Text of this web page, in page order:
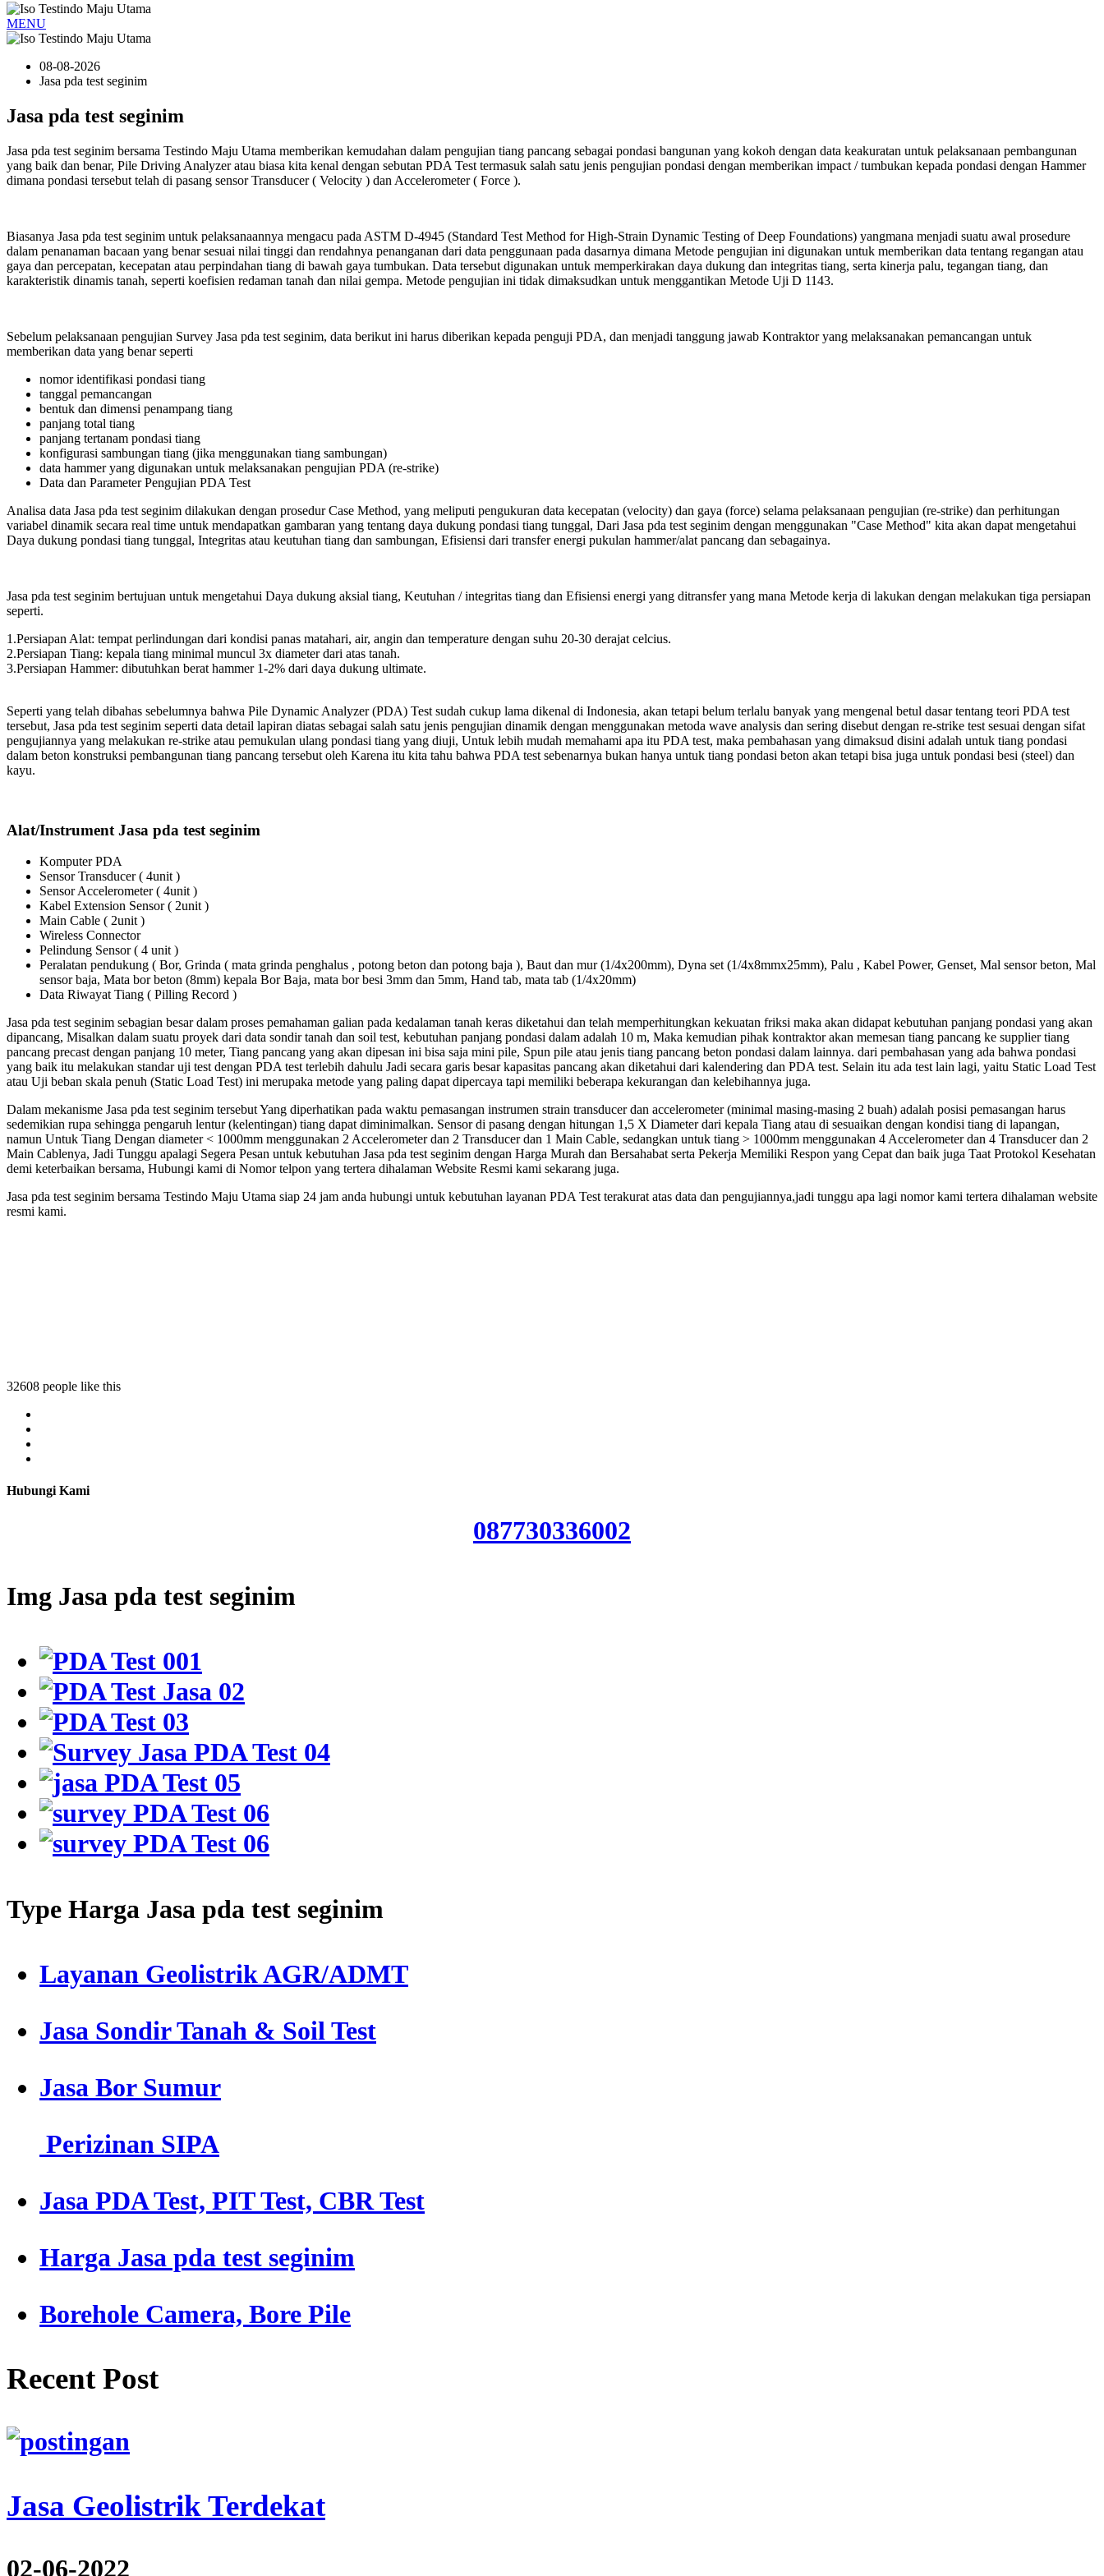
MENU
08-08-2026
Jasa pda test seginim
Jasa pda test seginim
Jasa pda test seginim bersama Testindo Maju Utama memberikan kemudahan dalam pengujian tiang pancang sebagai pondasi bangunan yang kokoh dengan data keakuratan untuk pelaksanaan pembangunan
yang baik dan benar, Pile Driving Analyzer atau biasa kita kenal dengan sebutan PDA Test termasuk salah satu jenis pengujian pondasi dengan memberikan impact / tumbukan kepada pondasi dengan Hammer
dimana pondasi tersebut telah di pasang sensor Transducer ( Velocity ) dan Accelerometer ( Force ).
Biasanya Jasa pda test seginim untuk pelaksanaannya mengacu pada ASTM D-4945 (Standard Test Method for High-Strain Dynamic Testing of Deep Foundations) yangmana menjadi suatu awal prosedure
dalam penanaman bacaan yang benar sesuai nilai tinggi dan rendahnya penanganan dari data penggunaan pada dasarnya dimana Metode pengujian ini digunakan untuk memberikan data tentang regangan atau
gaya dan percepatan, kecepatan atau perpindahan tiang di bawah gaya tumbukan. Data tersebut digunakan untuk memperkirakan daya dukung dan integritas tiang, serta kinerja palu, tegangan tiang, dan
karakteristik dinamis tanah, seperti koefisien redaman tanah dan nilai gempa. Metode pengujian ini tidak dimaksudkan untuk menggantikan Metode Uji D 1143.
Sebelum pelaksanaan pengujian Survey Jasa pda test seginim, data berikut ini harus diberikan kepada penguji PDA, dan menjadi tanggung jawab Kontraktor yang melaksanakan pemancangan untuk
memberikan data yang benar seperti
nomor identifikasi pondasi tiang
tanggal pemancangan
bentuk dan dimensi penampang tiang
panjang total tiang
panjang tertanam pondasi tiang
konfigurasi sambungan tiang (jika menggunakan tiang sambungan)
data hammer yang digunakan untuk melaksanakan pengujian PDA (re-strike)
Data dan Parameter Pengujian PDA Test
Analisa data Jasa pda test seginim dilakukan dengan prosedur Case Method, yang meliputi pengukuran data kecepatan (velocity) dan gaya (force) selama pelaksanaan pengujian (re-strike) dan perhitungan
variabel dinamik secara real time untuk mendapatkan gambaran yang tentang daya dukung pondasi tiang tunggal, Dari Jasa pda test seginim dengan menggunakan "Case Method" kita akan dapat mengetahui
Daya dukung pondasi tiang tunggal, Integritas atau keutuhan tiang dan sambungan, Efisiensi dari transfer energi pukulan hammer/alat pancang dan sebagainya.
Jasa pda test seginim bertujuan untuk mengetahui Daya dukung aksial tiang, Keutuhan / integritas tiang dan Efisiensi energi yang ditransfer yang mana Metode kerja di lakukan dengan melakukan tiga persiapan
seperti.
1.Persiapan Alat: tempat perlindungan dari kondisi panas matahari, air, angin dan temperature dengan suhu 20-30 derajat celcius.
2.Persiapan Tiang: kepala tiang minimal muncul 3x diameter dari atas tanah.
3.Persiapan Hammer: dibutuhkan berat hammer 1-2% dari daya dukung ultimate.
Seperti yang telah dibahas sebelumnya bahwa Pile Dynamic Analyzer (PDA) Test sudah cukup lama dikenal di Indonesia, akan tetapi belum terlalu banyak yang mengenal betul dasar tentang teori PDA test
tersebut, Jasa pda test seginim seperti data detail lapiran diatas sebagai salah satu jenis pengujian dinamik dengan menggunakan metoda wave analysis dan sering disebut dengan re-strike test sesuai dengan sifat
pengujiannya yang melakukan re-strike atau pemukulan ulang pondasi tiang yang diuji, Untuk lebih mudah memahami apa itu PDA test, maka pembahasan yang dimaksud disini adalah untuk tiang pondasi
dalam beton konstruksi pembangunan tiang pancang tersebut oleh Karena itu kita tahu bahwa PDA test sebenarnya bukan hanya untuk tiang pondasi beton akan tetapi bisa juga untuk pondasi besi (steel) dan
kayu.
Alat/Instrument Jasa pda test seginim
Komputer PDA
Sensor Transducer ( 4unit )
Sensor Accelerometer ( 4unit )
Kabel Extension Sensor ( 2unit )
Main Cable ( 2unit )
Wireless Connector
Pelindung Sensor ( 4 unit )
Peralatan pendukung ( Bor, Grinda ( mata grinda penghalus , potong beton dan potong baja ), Baut dan mur (1/4x200mm), Dyna set (1/4x8mmx25mm), Palu , Kabel Power, Genset, Mal sensor beton, Mal
sensor baja, Mata bor beton (8mm) kepala Bor Baja, mata bor besi 3mm dan 5mm, Hand tab, mata tab (1/4x20mm)
Data Riwayat Tiang ( Pilling Record )
Jasa pda test seginim sebagian besar dalam proses pemahaman galian pada kedalaman tanah keras diketahui dan telah memperhitungkan kekuatan friksi maka akan didapat kebutuhan panjang pondasi yang akan
dipancang, Misalkan dalam suatu proyek dari data sondir tanah dan soil test, kebutuhan panjang pondasi dalam adalah 10 m, Maka kemudian pihak kontraktor akan memesan tiang pancang ke supplier tiang
pancang precast dengan panjang 10 meter, Tiang pancang yang akan dipesan ini bisa saja mini pile, Spun pile atau jenis tiang pancang beton pondasi dalam lainnya. dari pembahasan yang ada bahwa pondasi
yang baik itu melakukan standar uji test dengan PDA test terlebih dahulu Jadi secara garis besar kapasitas pancang akan diketahui dari kalendering dan PDA test. Selain itu ada test lain lagi, yaitu Static Load Test
atau Uji beban skala penuh (Static Load Test) ini merupaka metode yang paling dapat dipercaya tapi memiliki beberapa kekurangan dan kelebihannya juga.
Dalam mekanisme Jasa pda test seginim tersebut Yang diperhatikan pada waktu pemasangan instrumen strain transducer dan accelerometer (minimal masing-masing 2 buah) adalah posisi pemasangan harus
sedemikian rupa sehingga pengaruh lentur (kelentingan) tiang dapat diminimalkan. Sensor di pasang dengan hitungan 1,5 X Diameter dari kepala Tiang atau di sesuaikan dengan kondisi tiang di lapangan,
namun Untuk Tiang Dengan diameter < 1000mm menggunakan 2 Accelerometer dan 2 Transducer dan 1 Main Cable, sedangkan untuk tiang > 1000mm menggunakan 4 Accelerometer dan 4 Transducer dan 2
Main Cablenya, Jadi Tunggu apalagi Segera Pesan untuk kebutuhan Jasa pda test seginim dengan Harga Murah dan Bersahabat serta Pekerja Memiliki Respon yang Cepat dan baik juga Taat Protokol Kesehatan
demi keterbaikan bersama, Hubungi kami di Nomor telpon yang tertera dihalaman Website Resmi kami sekarang juga.
Jasa pda test seginim bersama Testindo Maju Utama siap 24 jam anda hubungi untuk kebutuhan layanan PDA Test terakurat atas data dan pengujiannya,jadi tunggu apa lagi nomor kami tertera dihalaman website
resmi kami.
32608 people like this
Hubungi Kami
087730336002
Img Jasa pda test seginim
Type Harga Jasa pda test seginim
Layanan Geolistrik AGR/ADMT
Jasa Sondir Tanah & Soil Test
Jasa Bor Sumur
Perizinan SIPA
Jasa PDA Test, PIT Test, CBR Test
Harga Jasa pda test seginim
Borehole Camera, Bore Pile
Recent Post
Jasa Geolistrik Terdekat
02-06-2022